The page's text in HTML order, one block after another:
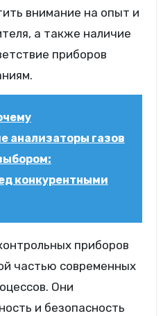
внимание на опыт и
а также наличие
приборов
анализаторы газов
конкурентными
приборов
частью современных
Они
и безопасность